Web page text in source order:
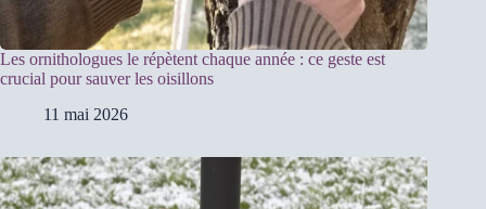
Les ornithologues le répètent chaque année : ce geste est
crucial pour sauver les oisillons
11 mai 2026